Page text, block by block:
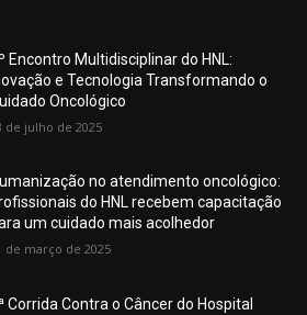
Encontro Multidisciplinar do HNL:
e Tecnologia Transformando o
Oncológico
de julho de 2025
no atendimento oncológico:
do HNL recebem capacitação
um cuidado mais acolhedor
de março de 2025
Corrida Contra o Câncer do Hospital